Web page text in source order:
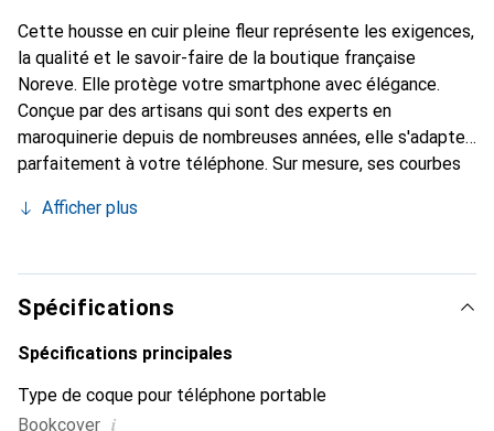
Cette housse en cuir pleine fleur représente les exigences,
la qualité et le savoir-faire de la boutique française
Noreve. Elle protège votre smartphone avec élégance.
Conçue par des artisans qui sont des experts en
maroquinerie depuis de nombreuses années, elle s'adapte
parfaitement à votre téléphone. Sur mesure, ses courbes
devient l'accessoire chic et indispensable de votre
produits de haute qualité, la marque Noreve est un choix
sûr pour une clientèle exigeante.
Afficher plus
Spécifications
Spécifications principales
Type de coque pour téléphone portable
Bookcover i